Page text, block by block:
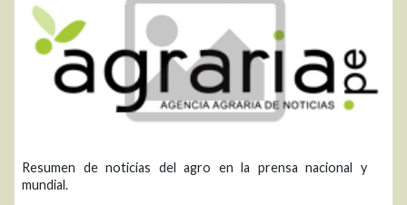
Resumen de noticias del agro en la prensa nacional y
mundial.